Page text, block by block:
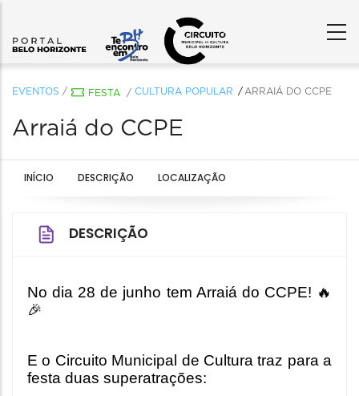
EVENTOS / FESTA / CULTURA POPULAR ARRAIÁ DO CCPE
Arraiá do CCPE
INÍCIO DESCRIÇÃO LOCALIZAÇÃO
DESCRIÇÃO
No dia 28 de junho tem Arraiá do CCPE! 🔥
🎉
E o Circuito Municipal de Cultura traz para a
festa duas superatrações: